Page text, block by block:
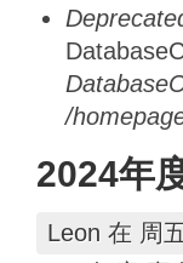
/
2024年
Leon 在 周